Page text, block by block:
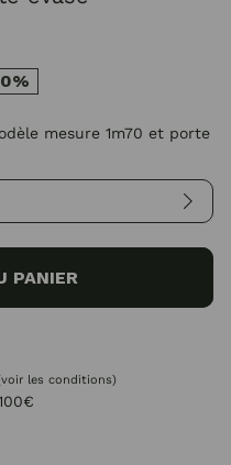
mesure 1m70 et porte
PANIER
les conditions)